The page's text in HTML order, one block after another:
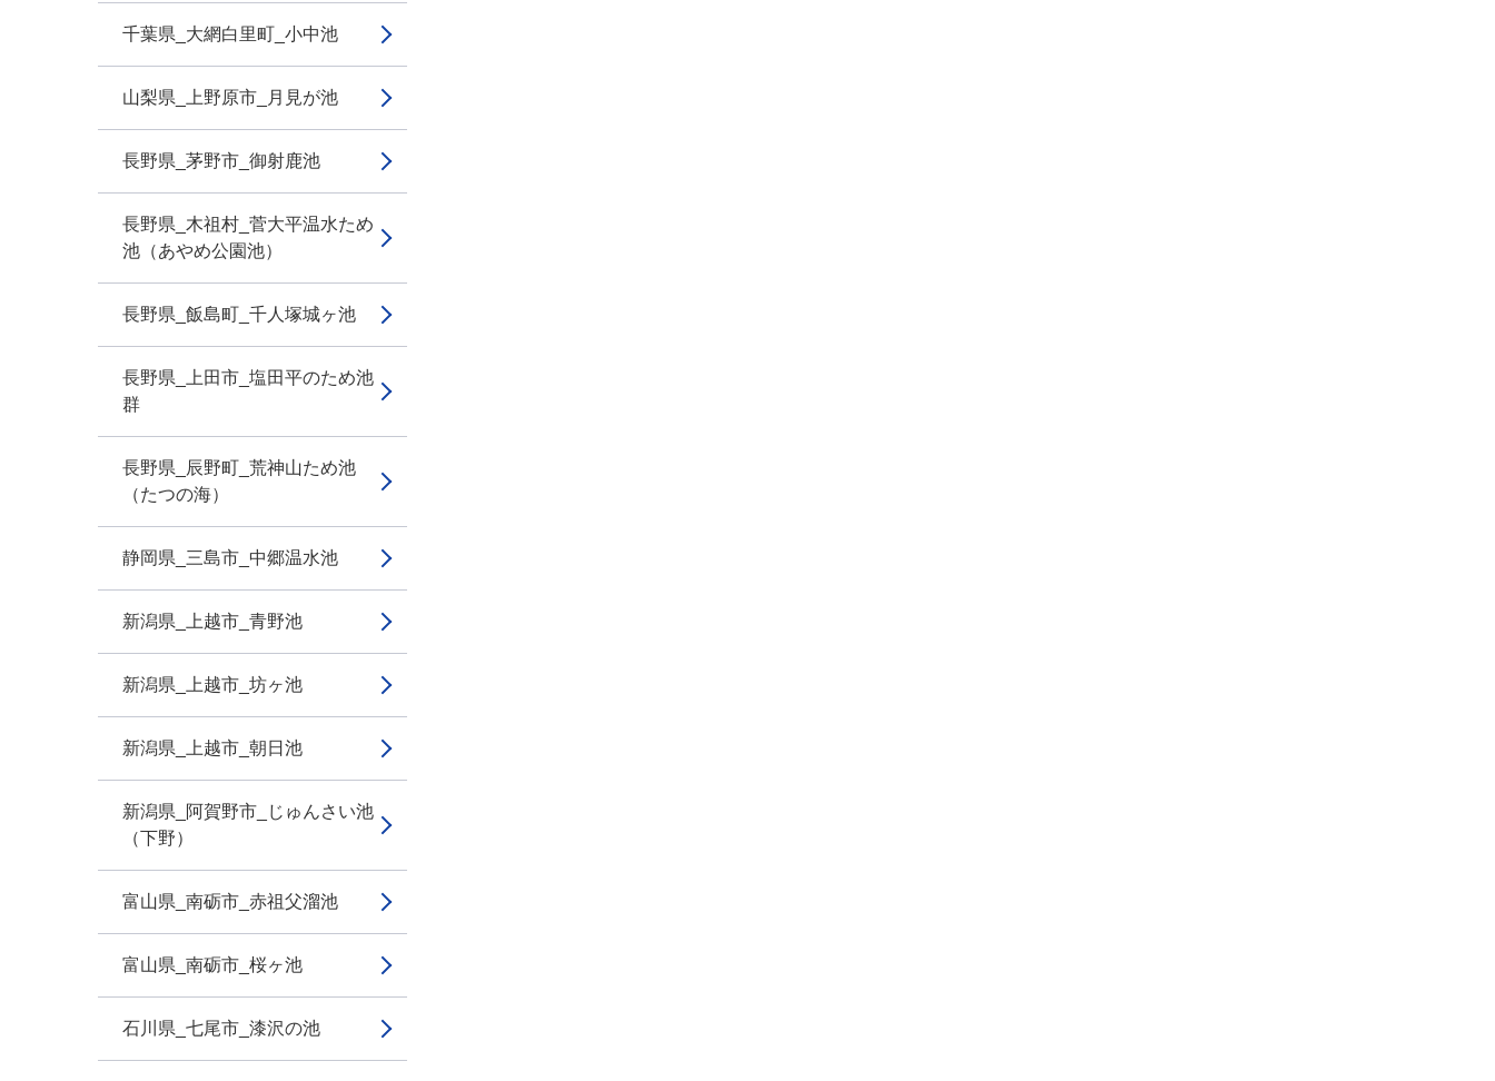
千葉県_大網白里町_小中池
山梨県_上野原市_月見が池
長野県_茅野市_御射鹿池
長野県_木祖村_菅大平温水ため
池（あやめ公園池）
長野県_飯島町_千人塚城ヶ池
長野県_上田市_塩田平のため池
群
長野県_辰野町_荒神山ため池
（たつの海）
静岡県_三島市_中郷温水池
新潟県_上越市_青野池
新潟県_上越市_坊ヶ池
新潟県_上越市_朝日池
新潟県_阿賀野市_じゅんさい池
（下野）
富山県_南砺市_赤祖父溜池
富山県_南砺市_桜ヶ池
石川県_七尾市_漆沢の池